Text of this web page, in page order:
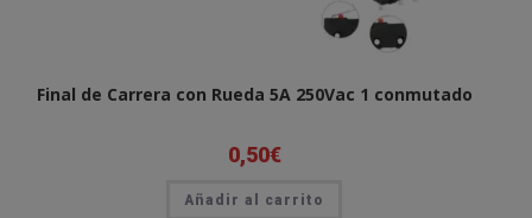
Final de Carrera con Rueda 5A 250Vac 1 conmutado
0,50€
Añadir al carrito